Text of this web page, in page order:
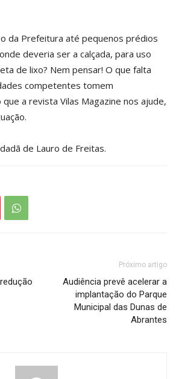
da Prefeitura até pequenos prédios
deveria ser a calçada, para uso
de lixo? Nem pensar! O que falta
competentes tomem
a revista Vilas Magazine nos ajude,
de Lauro de Freitas.
Próximo artigo
Audiência prevê acelerar a
implantação do Parque
Municipal das Dunas de
Abrantes